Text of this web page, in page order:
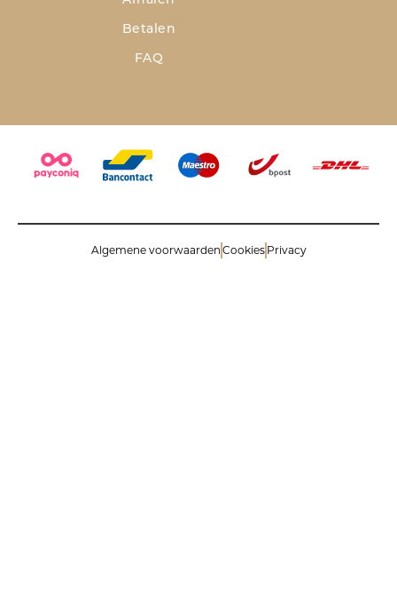
Betalen
FAQ
Algemene voorwaarden Cookies Privacy